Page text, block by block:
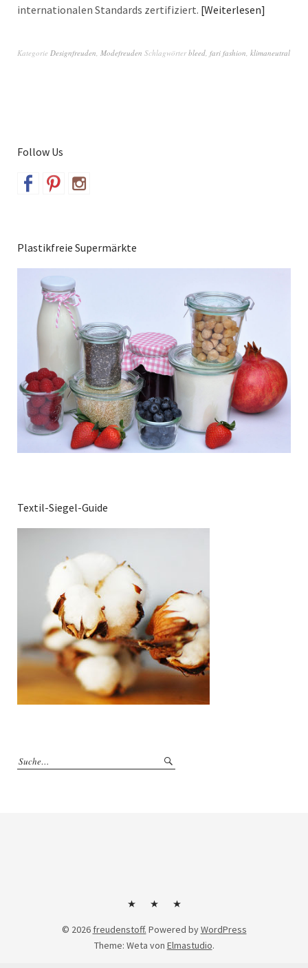
internationalen Standards zertifiziert. Weiterlesen
Kategorie Designfreuden Modefreuden Schlagwörterbleed fari fashion klimaneutral
Follow Us
Plastikfreie Supermärkte
Textil-Siegel-Guide
KontaktImpressumDatenschutzerklärung
© 2026 freudenstoff. Powered byWordPress
Theme: Weta von Elmastudio.